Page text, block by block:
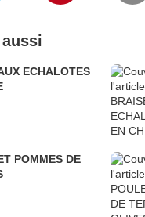
ECHALOTES
POMMES DE